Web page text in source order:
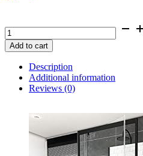
Douchedeur
81x195
cm
quantity
Add to cart
Description
Additional information
Reviews (0)